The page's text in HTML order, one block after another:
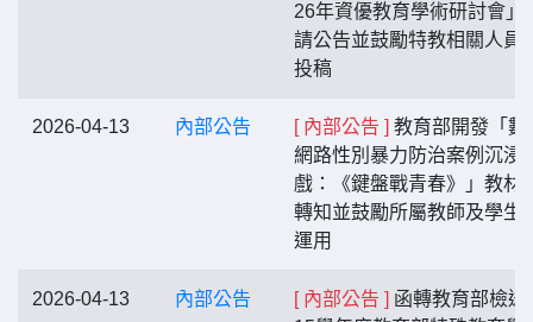
26年資優教育學術研討會」
請公告並鼓勵特教相關人員
投稿
2026-04-13 內部公告 [ 內部公告 ] 教育部開發「數
網路性別暴力防治案例沉浸
戲：《鍵盤戰青春》」教材
轉知並鼓勵所屬教師及學生
運用
2026-04-13 內部公告 [ 內部公告 ] 函轉教育部檢送